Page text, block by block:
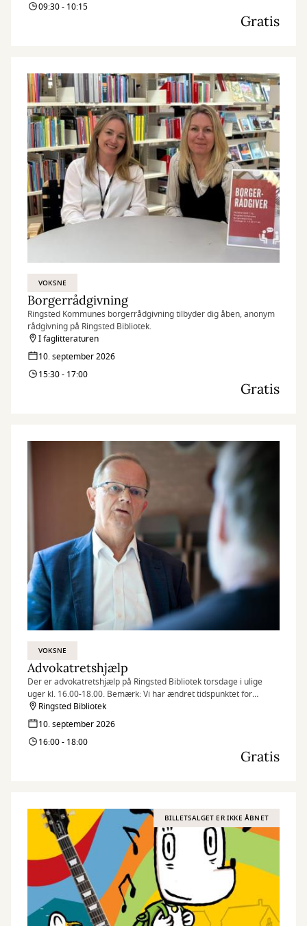
09:30 - 10:15
Gratis
VOKSNE
Borgerrådgivning
Ringsted Kommunes borgerrådgivning tilbyder dig åben, anonym
rådgivning på Ringsted Bibliotek.
I faglitteraturen
10. september 2026
15:30 - 17:00
Gratis
VOKSNE
Advokatretshjælp
Der er advokatretshjælp på Ringsted Bibliotek torsdage i ulige
uger kl. 16.00-18.00. Bemærk: Vi har ændret tidspunktet for
udlevering af numre. Numre udleveres fra kl. 15.30.
Ringsted Bibliotek
10. september 2026
16:00 - 18:00
Gratis
BILLETSALGET ER IKKE ÅBNET